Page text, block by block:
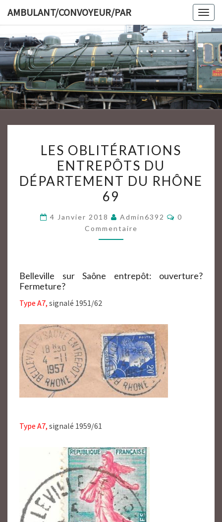
content
AMBULANT/CONVOYEUR/PAR
OBLITÉRATIONS
ENTREPÔTS
DU
DÉPARTEMENT
RHÔNE
69
LES OBLITÉRATIONS
ENTREPÔTS DU
DÉPARTEMENT DU RHÔNE
69
4 Janvier 2018 Admin6392
0
Commentaire
Belleville sur Saône entrepôt: ouverture?
Fermeture?
Type A7, signalé 1951/62
Type A7, signalé 1959/61